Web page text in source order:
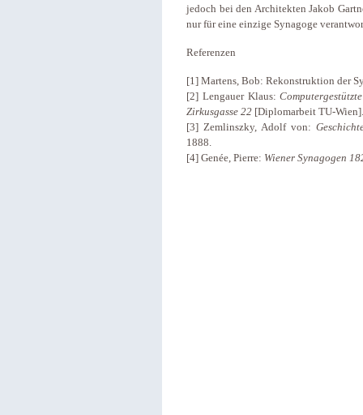
jedoch bei den Architekten Jakob
nur für eine einzige Synagoge
Referenzen
[1] Martens, Bob: Rekonstruktion der
[2] Lengauer Klaus:
Zirkusgasse 22 [Diplomarbeit TU-
[3] Zemlinszky, Adolf von:
1888.
[4] Genée, Pierre: Wiener Synagogen